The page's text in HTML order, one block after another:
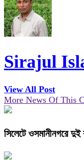
Sirajul
View All Post
More News Of This
সিলেটে ওসমানীনগরে দুই